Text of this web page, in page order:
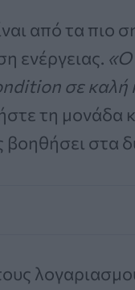
από τα πιο
ενέργειας. «Ο
σε
τη μονάδα
στα